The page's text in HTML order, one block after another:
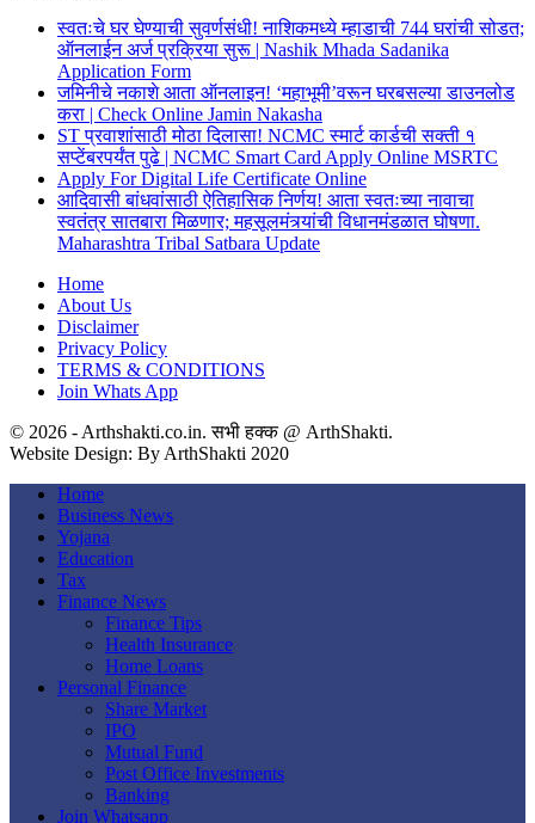
स्वतःचे घर घेण्याची सुवर्णसंधी! नाशिकमध्ये म्हाडाची 744 घरांची सोडत;
ऑनलाईन अर्ज प्रक्रिया सुरू | Nashik Mhada Sadanika
Application Form
जमिनीचे नकाशे आता ऑनलाइन! ‘महाभूमी’वरून घरबसल्या डाउनलोड
करा | Check Online Jamin Nakasha
ST प्रवाशांसाठी मोठा दिलासा! NCMC स्मार्ट कार्डची सक्ती १
सप्टेंबरपर्यंत पुढे | NCMC Smart Card Apply Online MSRTC
Apply For Digital Life Certificate Online
आदिवासी बांधवांसाठी ऐतिहासिक निर्णय! आता स्वतःच्या नावाचा
स्वतंत्र सातबारा मिळणार; महसूलमंत्र्यांची विधानमंडळात घोषणा.
Maharashtra Tribal Satbara Update
Home
About Us
Disclaimer
Privacy Policy
TERMS & CONDITIONS
Join Whats App
© 2026 - Arthshakti.co.in. सभी हक्क @ ArthShakti.
Website Design: By ArthShakti 2020
Home
Business News
Yojana
Education
Tax
Finance News
Finance Tips
Health Insurance
Home Loans
Personal Finance
Share Market
IPO
Mutual Fund
Post Office Investments
Banking
Join Whatsapp